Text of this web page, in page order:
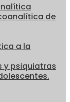
de
a la
y psiquiatras